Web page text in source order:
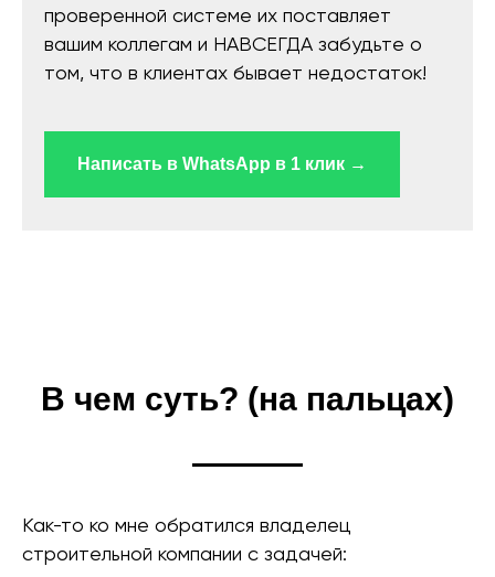
проверенной системе их поставляет
вашим коллегам и НАВСЕГДА забудьте о
том, что в клиентах бывает недостаток!
Написать в WhatsApp в 1 клик →
В чем суть? (на пальцах)
Как-то ко мне обратился владелец
строительной компании с задачей: